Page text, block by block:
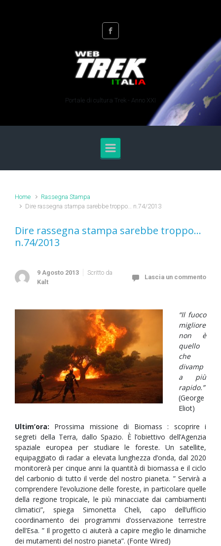
Portale di cultura Trek - Anno XXI
Home
Rassegna Stampa
Dire rassegna stampa sarebbe troppo… n.74/2013
Dire rassegna stampa sarebbe troppo…
n.74/2013
9 Agosto 2013
Scritto da
Kalt
Lascia un commento
“Il fuoco
migliore
non è
quello
che
divamp
a più
rapido.”
(George
Eliot)
Ultim’ora: Prossima missione di Biomass : scoprire i
segreti della Terra, dallo Spazio. È l’obiettivo dell’Agenzia
spaziale europea per studiare le foreste. Un satellite,
equipaggiato di radar a elevata lunghezza d’onda, dal 2020
monitorerà per cinque anni la quantità di biomassa e il ciclo
del carbonio di tutto il verde del nostro pianeta. ” Servirà a
comprendere l’evoluzione delle foreste, in particolare quelle
della regione tropicale, le più minacciate dai cambiamenti
climatici”, spiega Simonetta Cheli, capo dell’ufficio
coordinamento dei programmi d’osservazione terrestre
dell’Esa. ” Il progetto ci aiuterà a capire meglio le dinamiche
dei mutamenti del nostro pianeta”. (Fonte Wired)